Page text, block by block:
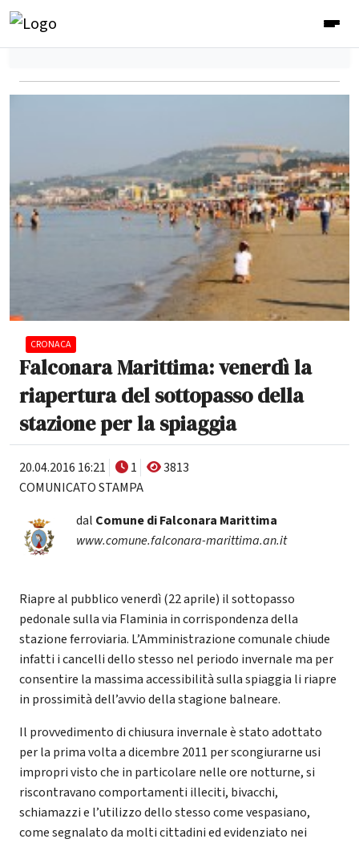
CRONACA
Falconara Marittima: venerdì la
riapertura del sottopasso della
stazione per la spiaggia
20.04.2016 16:21 1
3813
COMUNICATO STAMPA
dal Comune di Falconara Marittima
www.comune.falconara-marittima.an.it
Riapre al pubblico venerdì (22 aprile) il sottopasso
pedonale sulla via Flaminia in corrispondenza della
stazione ferroviaria. L’Amministrazione comunale chiude
infatti i cancelli dello stesso nel periodo invernale ma per
consentire la massima accessibilità sulla spiaggia li riapre
in prossimità dell’avvio della stagione balneare.
Il provvedimento di chiusura invernale è stato adottato
per la prima volta a dicembre 2011 per scongiurarne usi
impropri visto che in particolare nelle ore notturne, si
riscontravano comportamenti illeciti, bivacchi,
schiamazzi e l’utilizzo dello stesso come vespasiano,
come segnalato da molti cittadini ed evidenziato nei